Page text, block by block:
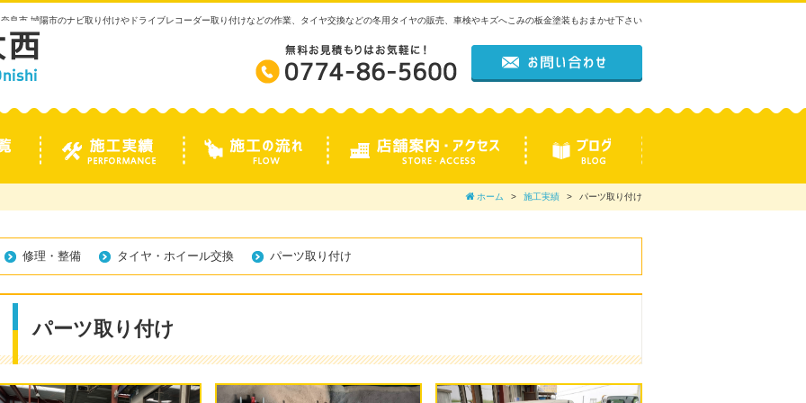
良市 城陽市のナビ取り付けやドライブレコーダー取り付けなどの作業、タイヤ交換などの冬用タイヤの販売、車検やキズへこみの板金塗装もおまかせ下さい
ホーム 施工実績 パーツ取り付け
修理・整備 タイヤ・ホイール交換 パーツ取り付け
パーツ取り付け